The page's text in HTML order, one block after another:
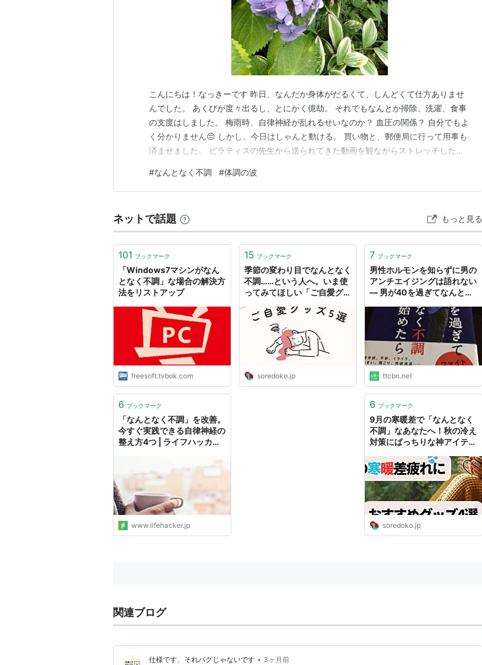
こんにちは！なっきーです 昨日、なんだか身体がだるくて、しんどくて仕方ありませ
んでした。 あくびが度々出るし、とにかく億劫。 それでもなんとか掃除、洗濯、食事
の支度はしました。 梅雨時、自律神経が乱れるせいなのか？ 血圧の関係？ 自分でもよ
く分かりません😔 しかし、今日はしゃんと動ける。 買い物と、郵便局に行って用事も
済ませました。 ピラティスの先生から送られてきた動画を観ながらストレッチした
んだり。 放ったらかしの紫陽花ですが、毎年、なんとか咲いてくれます。 最後まで読
んでいただき、ありがとうございます。 にほ…
#なんとなく不調 #体調の波
ネットで話題 もっと見る
101 ブックマーク
「Windows7マシンがなん
となく不調」な場合の解決方
法をリストアップ
freesoft.tvbok.com
15 ブックマーク
季節の変わり目でなんとなく
不調……という人へ。いま使
ってみてほしい「ご自愛グッ
soredoko.jp
7 ブックマーク
男性ホルモンを知らずに男の
アンチエイジングは語れない
— 男が40を過ぎてなんとな
by 秋下雅弘
ttcbn.net
6 ブックマーク
「なんとなく不調」を改善。
今すぐ実践できる自律神経の
整え方4つ | ライフハッカ
www.lifehacker.jp
6 ブックマーク
9月の寒暖差で「なんとなく
不調」なあなたへ！秋の冷え
対策にばっちりな神アイテム
soredoko.jp
関連ブログ
仕様です、それバグじゃないです • 3ヶ月前